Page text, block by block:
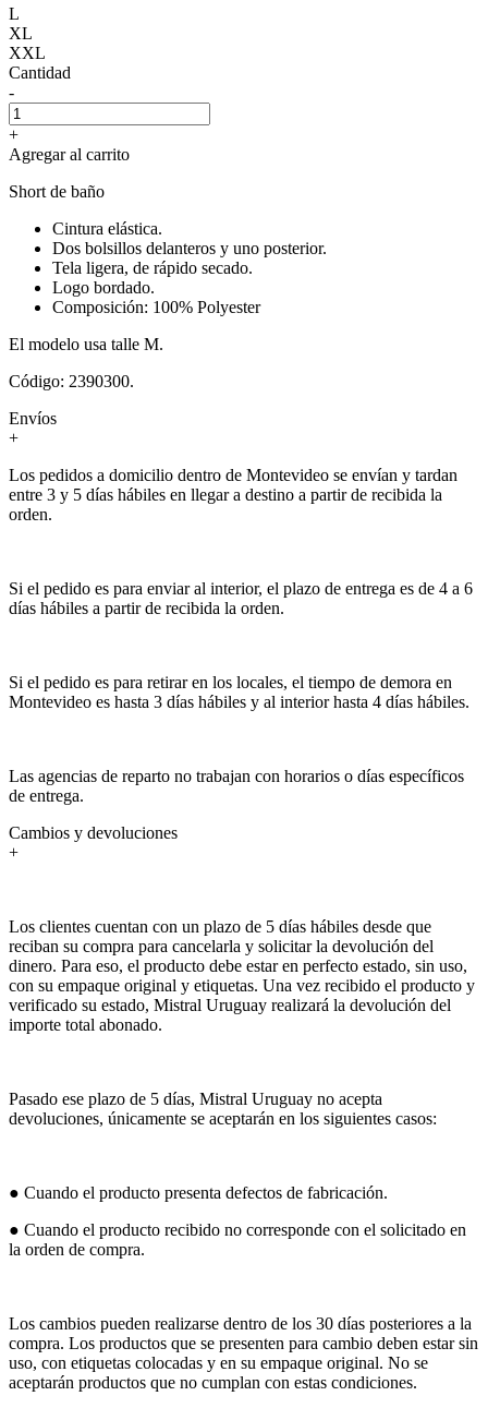
L
XL
XXL
Cantidad
-
+
Agregar al carrito
Short de baño
Cintura elástica.
Dos bolsillos delanteros y uno posterior.
Tela ligera, de rápido secado.
Logo bordado.
Composición: 100% Polyester
El modelo usa talle M.
Código: 2390300.
Envíos
+
Los pedidos a domicilio dentro de Montevideo se envían y tardan
entre 3 y 5 días hábiles en llegar a destino a partir de recibida la
orden.
Si el pedido es para enviar al interior, el plazo de entrega es de 4 a 6
días hábiles a partir de recibida la orden.
Si el pedido es para retirar en los locales, el tiempo de demora en
Montevideo es hasta 3 días hábiles y al interior hasta 4 días hábiles.
Las agencias de reparto no trabajan con horarios o días específicos
de entrega.
Cambios y devoluciones
+
Los clientes cuentan con un plazo de 5 días hábiles desde que
reciban su compra para cancelarla y solicitar la devolución del
dinero. Para eso, el producto debe estar en perfecto estado, sin uso,
con su empaque original y etiquetas. Una vez recibido el producto y
verificado su estado, Mistral Uruguay realizará la devolución del
importe total abonado.
Pasado ese plazo de 5 días, Mistral Uruguay no acepta
devoluciones, únicamente se aceptarán en los siguientes casos:
● Cuando el producto presenta defectos de fabricación.
● Cuando el producto recibido no corresponde con el solicitado en
la orden de compra.
Los cambios pueden realizarse dentro de los 30 días posteriores a la
compra. Los productos que se presenten para cambio deben estar sin
uso, con etiquetas colocadas y en su empaque original. No se
aceptarán productos que no cumplan con estas condiciones.